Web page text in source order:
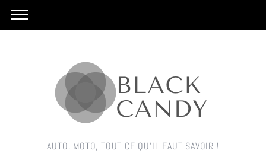
AUTO, MOTO, TOUT CE QU'IL FAUT SAVOIR !